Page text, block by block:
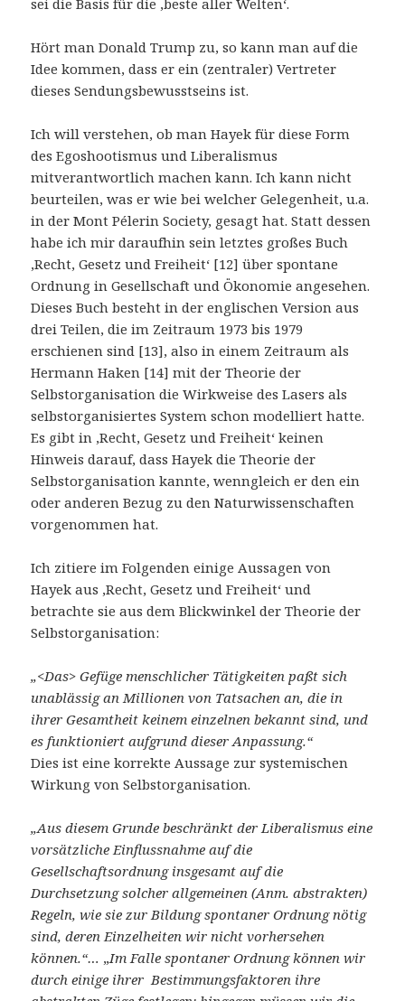
Hört man Donald Trump zu, so kann man auf die
Idee kommen, dass er ein (zentraler) Vertreter
dieses Sendungsbewusstseins ist.
Ich will verstehen, ob man Hayek für diese Form
des Egoshootismus und Liberalismus
mitverantwortlich machen kann. Ich kann nicht
beurteilen, was er wie bei welcher Gelegenheit, u.a.
in der Mont Pélerin Society, gesagt hat. Statt dessen
habe ich mir daraufhin sein letztes großes Buch
‚Recht, Gesetz und Freiheit‘ [12] über spontane
Ordnung in Gesellschaft und Ökonomie angesehen.
Dieses Buch besteht in der englischen Version aus
drei Teilen, die im Zeitraum 1973 bis 1979
erschienen sind [13], also in einem Zeitraum als
Hermann Haken [14] mit der Theorie der
Selbstorganisation die Wirkweise des Lasers als
selbstorganisiertes System schon modelliert hatte.
Es gibt in ‚Recht, Gesetz und Freiheit‘ keinen
Hinweis darauf, dass Hayek die Theorie der
Selbstorganisation kannte, wenngleich er den ein
oder anderen Bezug zu den Naturwissenschaften
vorgenommen hat.
Ich zitiere im Folgenden einige Aussagen von
Hayek aus ‚Recht, Gesetz und Freiheit‘ und
betrachte sie aus dem Blickwinkel der Theorie der
Selbstorganisation:
„<Das> Gefüge menschlicher Tätigkeiten paßt sich
unablässig an Millionen von Tatsachen an, die in
ihrer Gesamtheit keinem einzelnen bekannt sind, und
es funktioniert aufgrund dieser Anpassung.“
Dies ist eine korrekte Aussage zur systemischen
Wirkung von Selbstorganisation.
„Aus diesem Grunde beschränkt der Liberalismus eine
vorsätzliche Einflussnahme auf die
Gesellschaftsordnung insgesamt auf die
Durchsetzung solcher allgemeinen (Anm. abstrakten)
Regeln, wie sie zur Bildung spontaner Ordnung nötig
sind, deren Einzelheiten wir nicht vorhersehen
können.“… „Im Falle spontaner Ordnung können wir
durch einige ihrer Bestimmungsfaktoren ihre